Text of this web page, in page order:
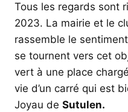
Tous les regards sont
2023. La mairie et le
rassemble le
se tournent vers cet
vert à une place
vie d’un carré qui est
Joyau de Sutulen.